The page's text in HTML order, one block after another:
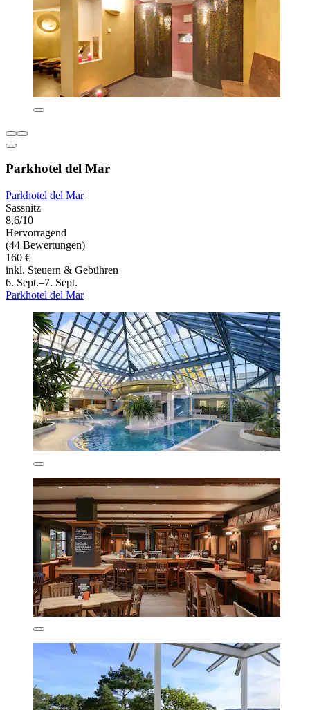
Parkhotel del Mar
Parkhotel del Mar
Sassnitz
8,6/10
Hervorragend
(44 Bewertungen)
160 €
inkl. Steuern & Gebühren
6. Sept.–7. Sept.
Parkhotel del Mar